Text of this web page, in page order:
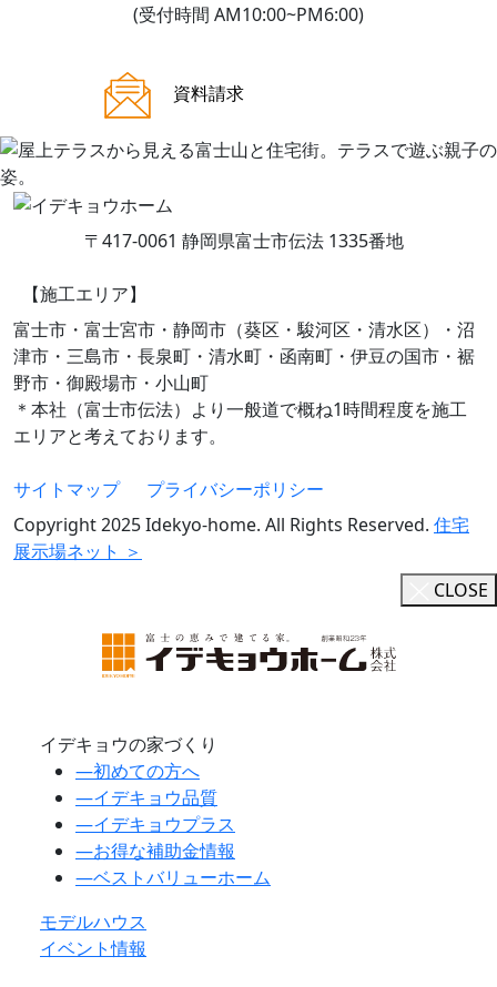
(受付時間 AM10:00~PM6:00)
資料請求
〒417-0061 静岡県富士市伝法 1335番地
【施工エリア】
富士市・富士宮市・静岡市（葵区・駿河区・清水区）・沼
津市・三島市・長泉町・清水町・函南町・伊豆の国市・裾
野市・御殿場市・小山町
＊本社（富士市伝法）より一般道で概ね1時間程度を施工
エリアと考えております。
サイトマップ
プライバシーポリシー
Copyright 2025 Idekyo-home. All Rights Reserved. 住宅
展示場ネット ＞
CLOSE
イデキョウの家づくり
―初めての方へ
―イデキョウ品質
―イデキョウプラス
―お得な補助金情報
―ベストバリューホーム
モデルハウス
イベント情報